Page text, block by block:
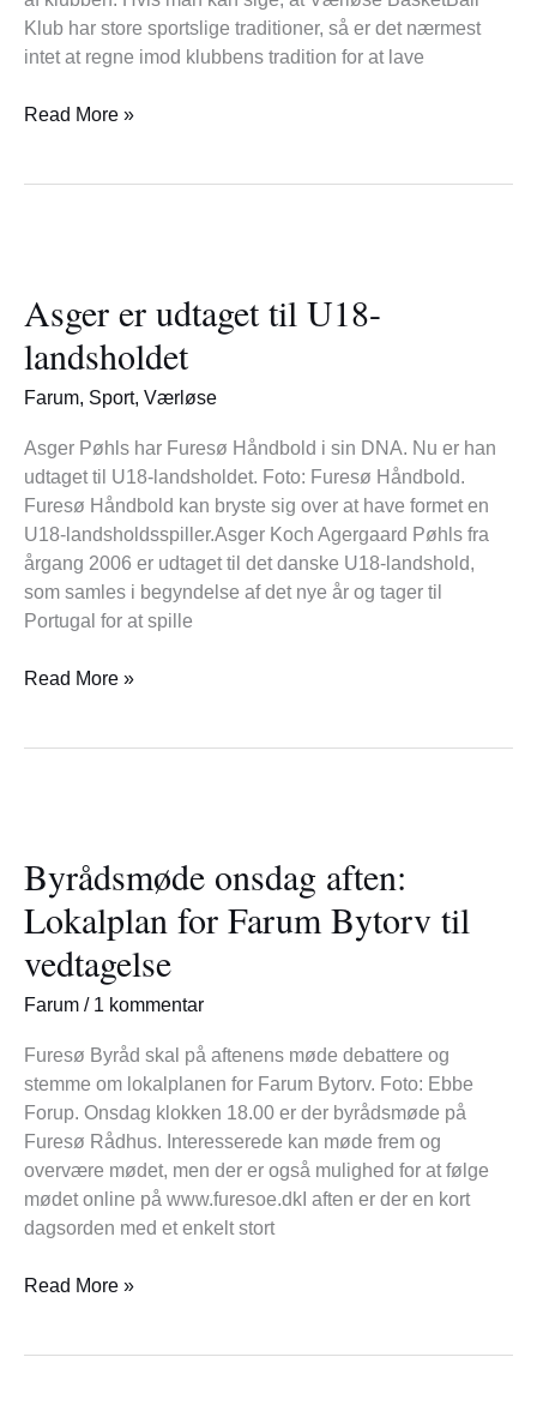
Klub har store sportslige traditioner, så er det nærmest
intet at regne imod klubbens tradition for at lave
Read More »
Asger er udtaget til U18-
landsholdet
Farum, Sport, Værløse
Asger Pøhls har Furesø Håndbold i sin DNA. Nu er han
udtaget til U18-landsholdet. Foto: Furesø Håndbold.
Furesø Håndbold kan bryste sig over at have formet en
U18-landsholdsspiller.Asger Koch Agergaard Pøhls fra
årgang 2006 er udtaget til det danske U18-landshold,
som samles i begyndelse af det nye år og tager til
Portugal for at spille
udtaget
til
U18-
landsholdet
Read More »
Byrådsmøde onsdag aften:
Lokalplan for Farum Bytorv til
vedtagelse
Farum / 1 kommentar
Furesø Byråd skal på aftenens møde debattere og
stemme om lokalplanen for Farum Bytorv. Foto: Ebbe
Forup. Onsdag klokken 18.00 er der byrådsmøde på
Furesø Rådhus. Interesserede kan møde frem og
overvære mødet, men der er også mulighed for at følge
mødet online på www.furesoe.dkI aften er der en kort
dagsorden med et enkelt stort
aften:
Lokalplan
for
Farum
Bytorv
til
Read More »